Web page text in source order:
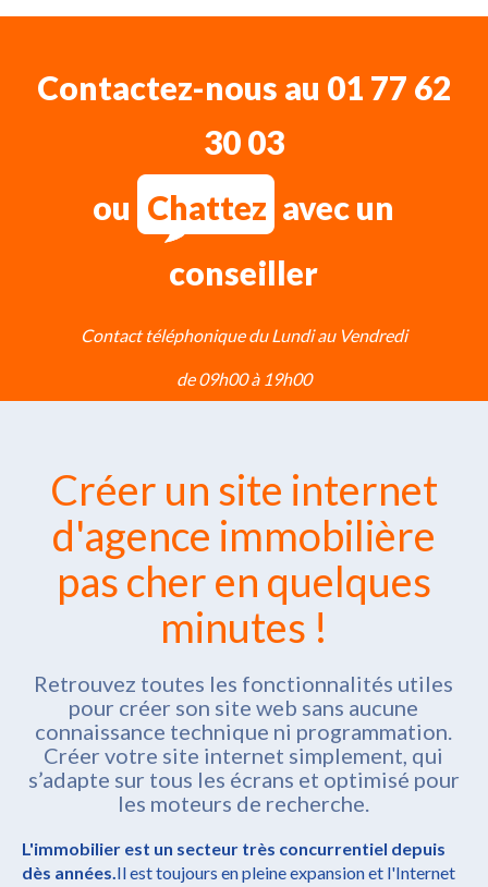
Contactez-nous au 01 77 62
30 03
ou Chattez avec un
conseiller
Contact téléphoniquedu Lundi au Vendredi
de 09h00 à 19h00
Créer un site internet
d'agence immobilière
pas cher en quelques
minutes !
Retrouvez toutes les fonctionnalités utiles
pour créer son site web sans aucune
connaissance technique ni programmation.
Créer votre site internet simplement, qui
s’adapte sur tous les écrans et optimisé pour
les moteurs de recherche.
L'immobilier est un secteur très concurrentiel depuis
dès années.Il est toujours en pleine expansion et l'Internet